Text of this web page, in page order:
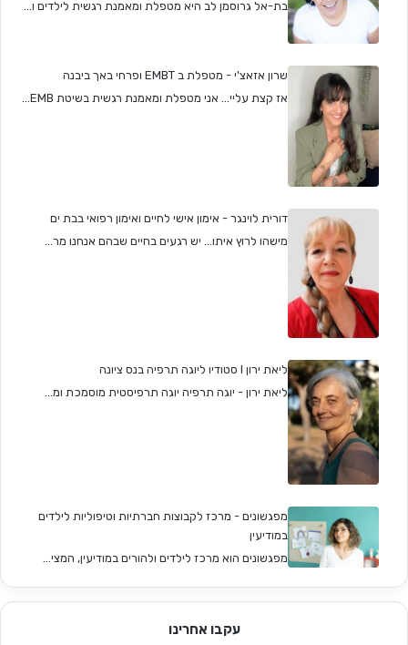
בת-אל גרוסמן לב היא מטפלת ומאמנת רגשית לילדים ו...
שרון אזאצ'י - מטפלת ב EMBT ופרחי באך ביבנה
אז קצת עליי... אני מטפלת ומאמנת רגשית בשיטת EMB...
דורית לוינגר - אימון אישי לחיים ואימון רפואי בבת ים
מישהו לרוץ איתו... יש רגעים בחיים שבהם אנחנו מר...
ליאת ירון I סטודיו ליוגה תרפיה בנס ציונה
ליאת ירון - יוגה תרפיה יוגה תרפיסטית מוסמכת ומ...
מפגשונים - מרכז לקבוצות חברתיות וטיפוליות לילדים
במודיעין
מפגשונים הוא מרכז לילדים ולהורים במודיעין, המצי...
עקבו אחרינו